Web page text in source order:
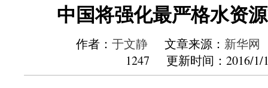
中国将强化最严格水资
作者： 于文静 文章来源： 新华网
1247 更新时间：2016/1/